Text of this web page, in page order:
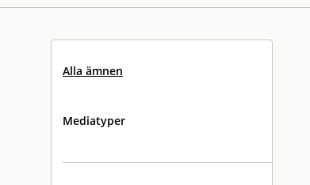
Alla ämnen
Mediatyper